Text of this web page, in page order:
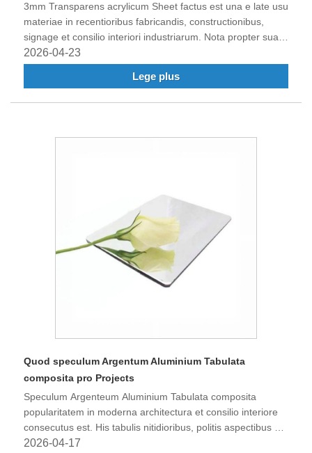
3mm Transparens acrylicum Sheet factus est una e late usu
materiae in recentioribus fabricandis, constructionibus,
signage et consilio interiori industriarum. Nota propter suam
excellentiam opticam claritatem, excellentem resistentiam
tempestatum et praestantem vetustatem, haec materia
magis magisque substituit traditionalem vitrum et alias
2026-04-23
Lege plus
Quod speculum Argentum Aluminium Tabulata
composita pro Projects
Speculum Argenteum Aluminium Tabulata composita
popularitatem in moderna architectura et consilio interiore
consecutus est. His tabulis nitidioribus, politis aspectibus et
durabili compositione hae tabulae sunt summae elegantiae
2026-04-17